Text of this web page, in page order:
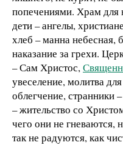
попечениями. Храм для
дети – ангелы,
хлеб – манна небесная,
наказание за грехи.
– Сам Христос,
увеселение, молитва
облегчение, странники
– жительство со
чего они не
так не радуются, как